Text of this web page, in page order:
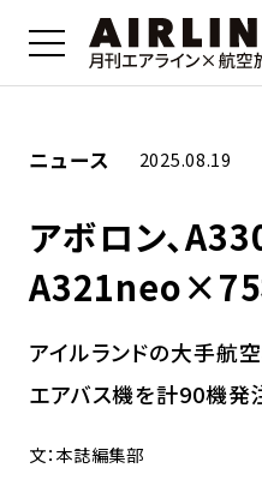
ニュース 2025.08.19
アボロン、
A321neo×75
アイルランドの大手航
エアバス機を計90機発
文：本誌編集部